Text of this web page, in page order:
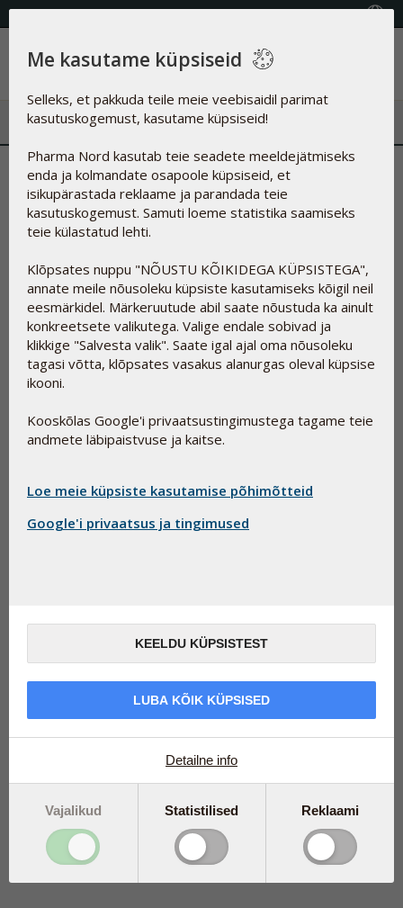
KVALITEETSED TOIDULISANDID
Menüü
Koostisosade ülevaade
Mis on meie toodete sees?
ole alati võimalik vältida lisaainete kasutamist.
Lisaainete eesmärk on muuhulgas aidata aktiivsetel
koostisosadel tablettides ja kapslites koos püsida; kaitsta
neid õhuhapniku käes toimuva lagunemise, mikroorganismide
ja UV-kiirguse eest; reguleerida kontsistentsi; parandada
maitset; muuta neid lihtsamini neelatavaks ning mõnel juhul
Lisaained ja E-numbrid ei ole tingimata sünteetilise keemia
sünonüümid. Ühena mitmetest võib näiteks tuua glütserooli
(E440), mida leidub looduslikult puuviljades ja köögiviljades.
Me kasutame küpsiseid
Selleks, et pakkuda teile meie veebisaidil parimat
kasutuskogemust, kasutame küpsiseid!
Pharma Nord kasutab teie seadete meeldejätmiseks
enda ja kolmandate osapoole küpsiseid, et
isikupärastada reklaame ja parandada teie
kasutuskogemust. Samuti loeme statistika saamiseks
teie külastatud lehti.
Klõpsates nuppu "NÕUSTU KÕIKIDEGA KÜPSISTEGA",
annate meile nõusoleku küpsiste kasutamiseks kõigil neil
eesmärkidel. Märkeruutude abil saate nõustuda ka ainult
konkreetsete valikutega. Valige endale sobivad ja
klikkige "Salvesta valik". Saate igal ajal oma nõusoleku
tagasi võtta, klõpsates vasakus alanurgas oleval küpsise
ikooni.
Kooskõlas Google'i privaatsustingimustega tagame teie
andmete läbipaistvuse ja kaitse.
Loe meie küpsiste kasutamise põhimõtteid
Google'i privaatsus ja tingimused
KEELDU KÜPSISTEST
LUBA KÕIK KÜPSISED
Detailne info
Vajalikud Statistilised Reklaami